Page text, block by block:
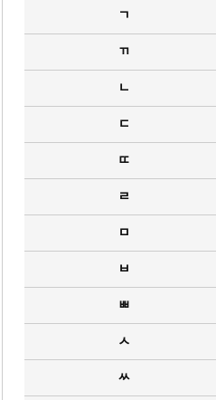
ㄱ
ㄲ
ㄴ
ㄷ
ㄸ
ㄹ
ㅁ
ㅂ
ㅃ
ㅅ
ㅆ